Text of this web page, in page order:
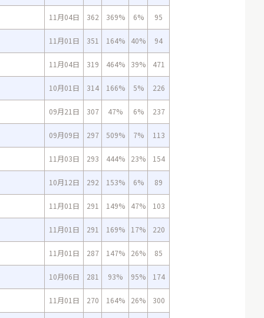
11月04日 362 369% 6% 95
11月01日 351 164% 40% 94
11月04日 319 464% 39% 471
10月01日 314 166% 5% 226
09月21日 307 47% 6% 237
09月09日 297 509% 7% 113
11月03日 293 444% 23% 154
10月12日 292 153% 6% 89
11月01日 291 149% 47% 103
11月01日 291 169% 17% 220
11月01日 287 147% 26% 85
10月06日 281 93% 95% 174
11月01日 270 164% 26% 300